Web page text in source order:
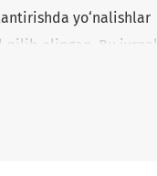
yo‘nalishlar
qilib olingan. Bu jurnal
kollejlari va